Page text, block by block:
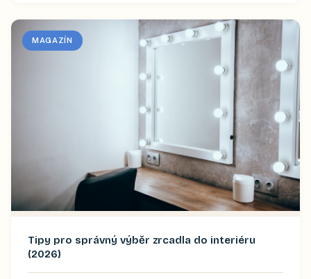
MAGAZÍN
Tipy pro správný výběr zrcadla do interiéru
(2026)